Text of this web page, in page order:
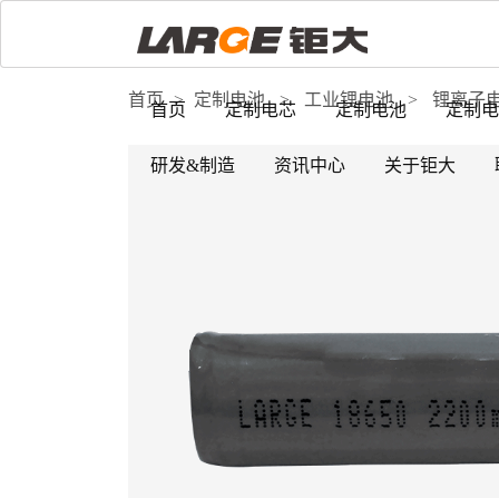
首页 定制电芯 定制电池 定制
研发&制造 资讯中心 关于钜大
首页 > 定制电池 > 工业锂电池 > 锂离子